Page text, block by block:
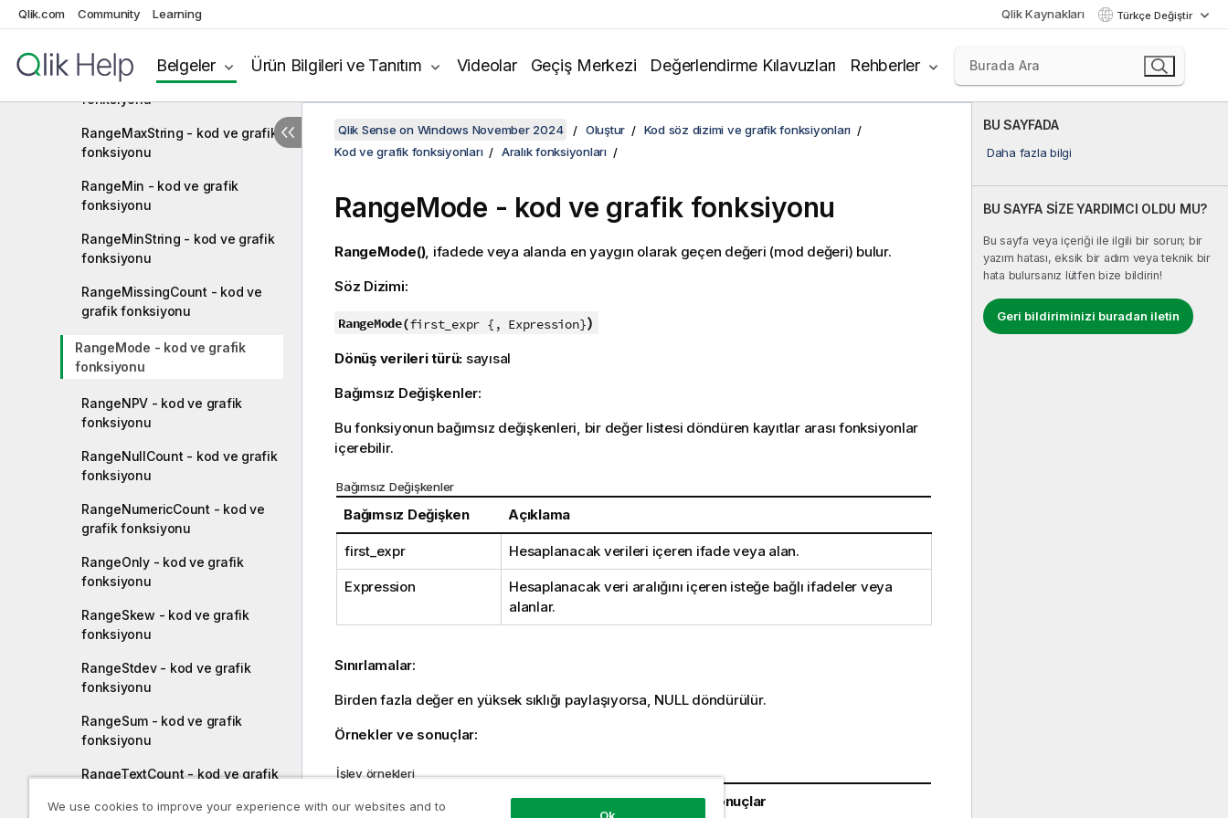
Qlik.com Community Learning Qlik Kaynakları Türkçe Değiştir
Belgeler Ürün Bilgileri ve Tanıtım Videolar Geçiş Merkezi Değerlendirme Kılavuzları Rehberler
RangeKurtosis - kod ve grafik
RangeMax - kod ve grafik
fonksiyonu
RangeMaxString - kod ve grafik
fonksiyonu
RangeMin - kod ve grafik
fonksiyonu
RangeMinString - kod ve grafik
fonksiyonu
RangeMissingCount - kod ve
grafik fonksiyonu
RangeMode - kod ve grafik
fonksiyonu
RangeNPV - kod ve grafik
fonksiyonu
RangeNullCount - kod ve grafik
fonksiyonu
RangeNumericCount - kod ve
grafik fonksiyonu
RangeOnly - kod ve grafik
fonksiyonu
RangeSkew - kod ve grafik
fonksiyonu
RangeStdev - kod ve grafik
fonksiyonu
RangeSum - kod ve grafik
fonksiyonu
RangeTextCount - kod ve grafik
BU SAYFADA
Daha fazla bilgi
BU SAYFA SİZE YARDIMCI OLDU MU?
Bu sayfa veya içeriği ile ilgili bir sorun; bir
yazım hatası, eksik bir adım veya teknik bir
hata bulursanız lütfen bize bildirin!
Geri bildiriminizi buradan iletin
Qlik Sense on Windows November 2024 Oluştur
Kod söz dizimi ve grafik fonksiyonları
Kod ve grafik fonksiyonları
Aralık fonksiyonları
RangeMode - kod ve grafik fonksiyonu
RangeMode(), ifadede veya alanda en yaygın olarak geçen değeri (mod değeri) bulur.
Söz Dizimi:
RangeMode(first_expr {, Expression})
Dönüş verileri türü: sayısal
Bağımsız Değişkenler:
Bu fonksiyonun bağımsız değişkenleri, bir değer listesi döndüren kayıtlar arası fonksiyonlar
içerebilir.
Bağımsız Değişkenler
Bağımsız Değişken Açıklama
first_expr Hesaplanacak verileri içeren ifade veya alan.
Expression
Hesaplanacak veri aralığını içeren isteğe bağlı ifadeler veya
alanlar.
Sınırlamalar:
Birden fazla değer en yüksek sıklığı paylaşıyorsa, NULLdöndürülür.
Örnekler ve sonuçlar:
İşlev örnekleri
Örnekler Sonuçlar
We use cookies to improve your experience with our websites and to